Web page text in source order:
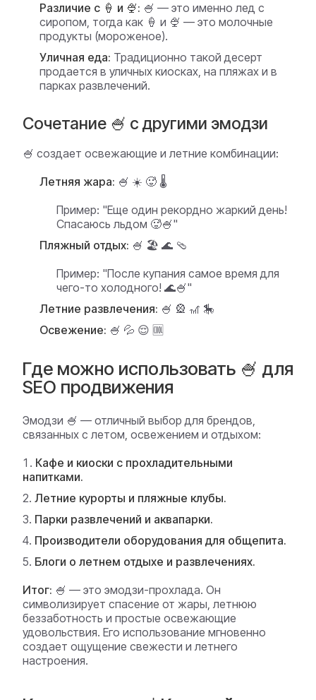
Различие с 🍦 и 🍨: 🍧 — это именно лед с
сиропом, тогда как 🍦 и 🍨 — это молочные
продукты (мороженое).
Уличная еда: Традиционно такой десерт
продается в уличных киосках, на пляжах и в
парках развлечений.
Сочетание 🍧 с другими эмодзи
🍧 создает освежающие и летние комбинации:
Летняя жара: 🍧 ☀️ 🥵 🌡️
Пример: "Еще один рекордно жаркий день!
Спасаюсь льдом 🥵🍧"
Пляжный отдых: 🍧 🏖️ 🌊 🩴
Пример: "После купания самое время для
чего-то холодного! 🌊🍧"
Летние развлечения: 🍧 🎡 🎢 🎠
Освежение: 🍧 💦 😌 🆒
Где можно использовать 🍧 для
SEO продвижения
Эмодзи 🍧 — отличный выбор для брендов,
связанных с летом, освежением и отдыхом:
Кафе и киоски с прохладительными
напитками.
Летние курорты и пляжные клубы.
Парки развлечений и аквапарки.
Производители оборудования для общепита.
Блоги о летнем отдыхе и развлечениях.
Итог: 🍧 — это эмодзи-прохлада. Он
символизирует спасение от жары, летнюю
беззаботность и простые освежающие
удовольствия. Его использование мгновенно
создает ощущение свежести и летнего
настроения.